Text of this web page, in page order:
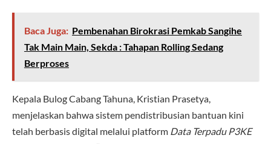
Baca Juga: Pembenahan Birokrasi Pemkab Sangihe
Tak Main Main, Sekda : Tahapan Rolling Sedang
Berproses
Kepala Bulog Cabang Tahuna, Kristian Prasetya,
menjelaskan bahwa sistem pendistribusian bantuan kini
telah berbasis digital melalui platform Data Terpadu P3KE